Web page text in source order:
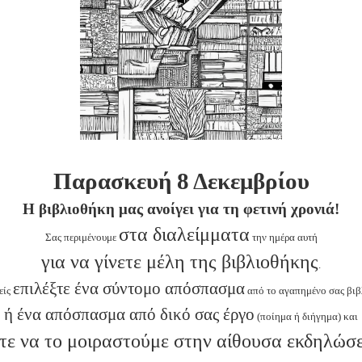
Παρασκευή 8 Δεκεμβρίου
Η βιβλιοθήκη μας ανοίγει για τη φετινή χρονιά!
Σας περιμένουμε στα διαλείμματα την ημέρα αυτή
για να γίνετε μέλη της βιβλιοθήκης
επιλέξτε ένα σύντομο απόσπασμα από το αγαπημένο σας
ή ένα απόσπασμα από δικό σας έργο (ποίημα ή διήγημα) και
να το μοιραστούμε στην αίθουσα